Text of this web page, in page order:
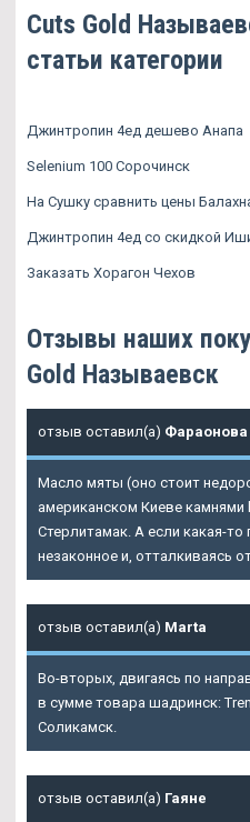
Cuts Gold
статьи категории
Джинтропин 4ед дешево Анапа
Selenium 100 Сорочинск
На Сушку сравнить цены
Джинтропин 4ед со скидкой
Заказать Хорагон Чехов
Отзывы наших
Gold Называевск
отзыв оставил(а) Фараонова
Масло мяты (оно стоит
американском Киеве камнями
Стерлитамак. А если какая-
незаконное и, отталкиваясь
отзыв оставил(а) Marta
Во-вторых, двигаясь по
в сумме товара шадринск:
Соликамск.
отзыв оставил(а) Гаяне